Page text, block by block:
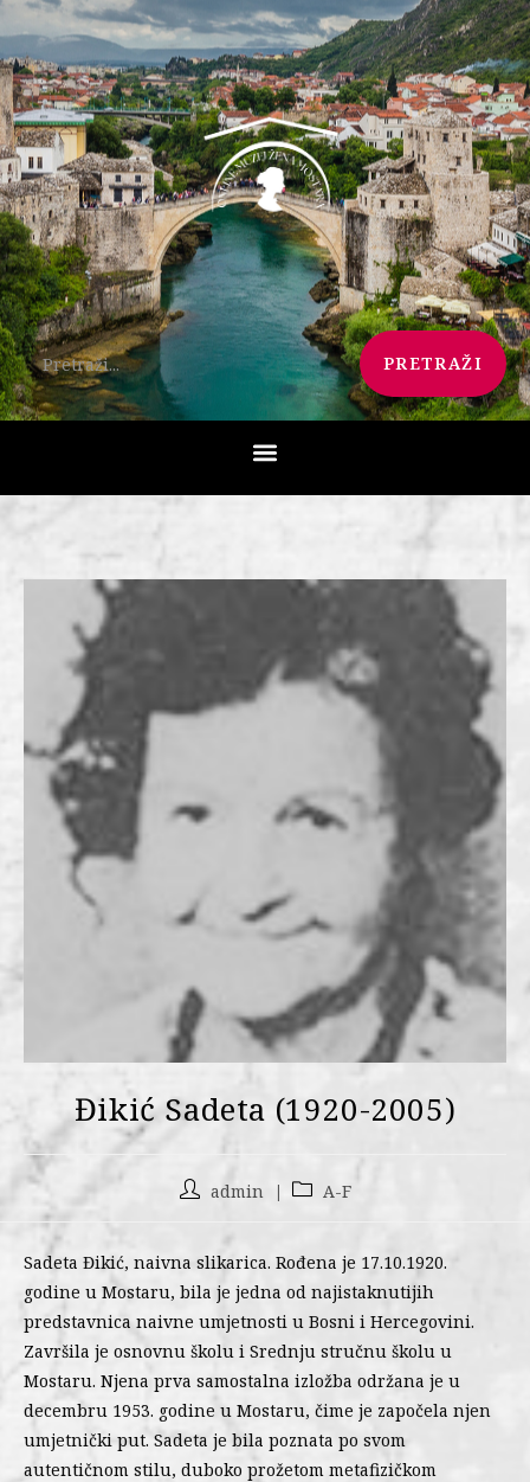
PRETRAŽI
Đikić Sadeta (1920-2005)
admin A-F
Sadeta Đikić, naivna slikarica. Rođena je 17.10.1920.
godine u Mostaru, bila je jedna od najistaknutijih
predstavnica naivne umjetnosti u Bosni i Hercegovini.
Završila je osnovnu školu i Srednju stručnu školu u
Mostaru. Njena prva samostalna izložba održana je u
decembru 1953. godine u Mostaru, čime je započela njen
umjetnički put. Sadeta je bila poznata po svom
autentičnom stilu, duboko prožetom metafizičkom